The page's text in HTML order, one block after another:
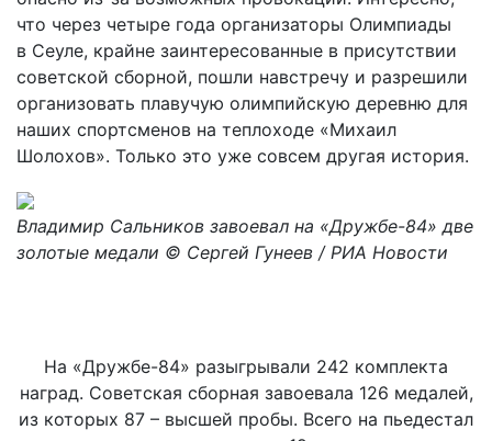
что через четыре года организаторы Олимпиады
в Сеуле, крайне заинтересованные в присутствии
советской сборной, пошли навстречу и разрешили
организовать плавучую олимпийскую деревню для
наших спортсменов на теплоходе «Михаил
Шолохов». Только это уже совсем другая история.
Владимир Сальников завоевал на «Дружбе-84» две
золотые медали © Сергей Гунеев / РИА Новости
На «Дружбе-84» разыгрывали 242 комплекта
наград. Советская сборная завоевала 126 медалей,
из которых 87 – высшей пробы. Всего на пьедестал